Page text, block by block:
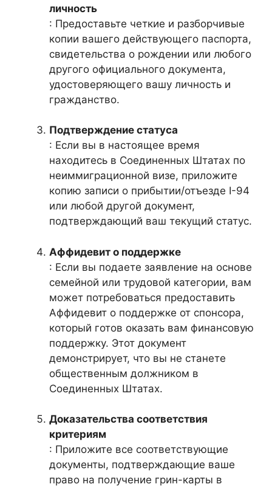
личность
: Предоставьте четкие и разборчивые
копии вашего действующего паспорта,
свидетельства о рождении или любого
другого официального документа,
удостоверяющего вашу личность и
гражданство.
Подтверждение статуса
: Если вы в настоящее время
находитесь в Соединенных Штатах по
неиммиграционной визе, приложите
копию записи о прибытии/отъезде I-94
или любой другой документ,
подтверждающий ваш текущий статус.
Аффидевит о поддержке
: Если вы подаете заявление на основе
семейной или трудовой категории, вам
может потребоваться предоставить
Аффидевит о поддержке от спонсора,
который готов оказать вам финансовую
поддержку. Этот документ
демонстрирует, что вы не станете
общественным должником в
Соединенных Штатах.
Доказательства соответствия
критериям
: Приложите все соответствующие
документы, подтверждающие ваше
право на получение грин-карты в